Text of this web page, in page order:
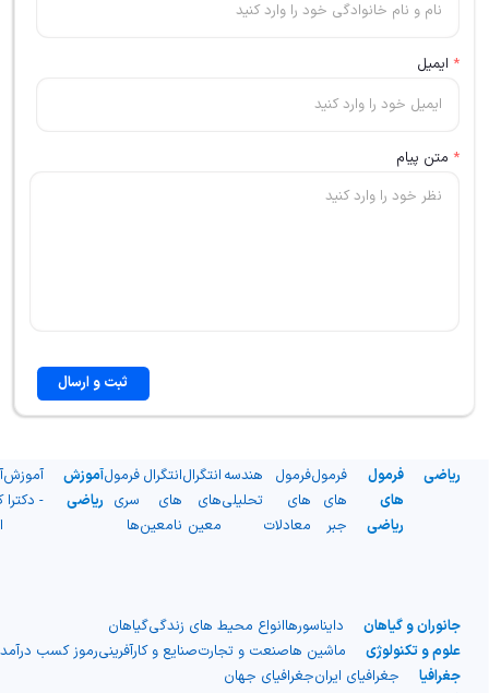
* ایمیل
* متن پیام
ثبت و ارسال
ریاضی
فرمول
های
ریاضی
فرمول
های
جبر
فرمول
های
معادلات
هندسه
تحلیلی
انتگرال
های
معین
انتگرال
های
نامعین
فرمول
سری
ها
آموزش
ریاضی
آموزش
- دکترا
جانوران و گیاهان دایناسورهاانواع محیط های زندگیگیاهان
علوم و تکنولوژی
ماشین هاصنعت و تجارتصنایع و کارآفرینیرموز کسب درآمد
جغرافیا
جغرافیای ایرانجغرافیای جهان